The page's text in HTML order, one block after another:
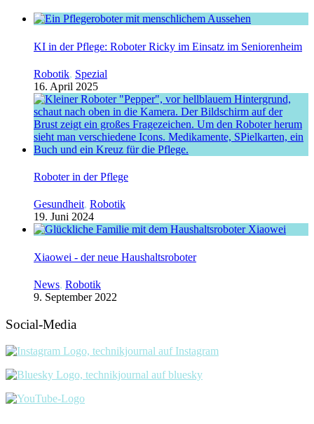
KI in der Pflege: Roboter Ricky im Einsatz im Seniorenheim
Robotik, Spezial
16. April 2025
Roboter in der Pflege
Gesundheit, Robotik
19. Juni 2024
Xiaowei - der neue Haushaltsroboter
News, Robotik
9. September 2022
Social-Media